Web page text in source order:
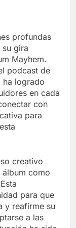
profundas
gira
Mayhem.
podcast de
ha logrado
en cada
con
para
creativo
como
para que
y reafirme su
a las